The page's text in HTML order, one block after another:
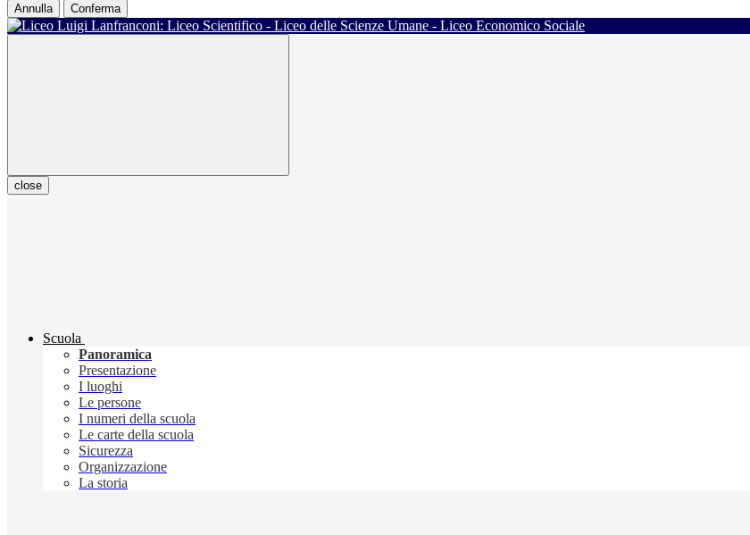
Annulla Conferma
close
Scuola
Panoramica
Presentazione
I luoghi
Le persone
I numeri della scuola
Le carte della scuola
Sicurezza
Organizzazione
La storia